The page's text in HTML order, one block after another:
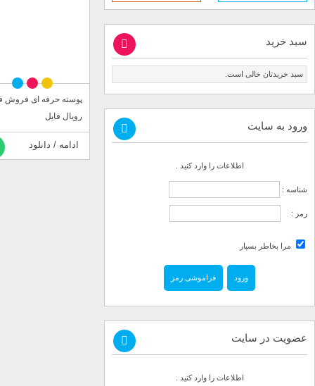
پوسته حرفه ای فروش
رویال فایل
ادامه / دانلود
سبد خرید
سبد خریدتان خالی است.
ورود به سایت
اطلاعات را وارد کنید .
شناسه :
رمز :
مرا بخاطر بسپار
فراموشی رمز
عضویت در سایت
اطلاعات را وارد کنید .